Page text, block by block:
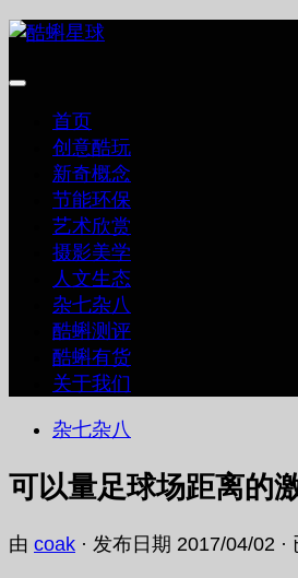
跳
内
首页
创意酷玩
新奇概念
节能环保
艺术欣赏
摄影美学
人文生态
杂七杂八
酷蝌测评
酷蝌有货
关于我们
杂七杂八
可以量足球场距离的
由 coak · 发布日期 2017/04/02 ·